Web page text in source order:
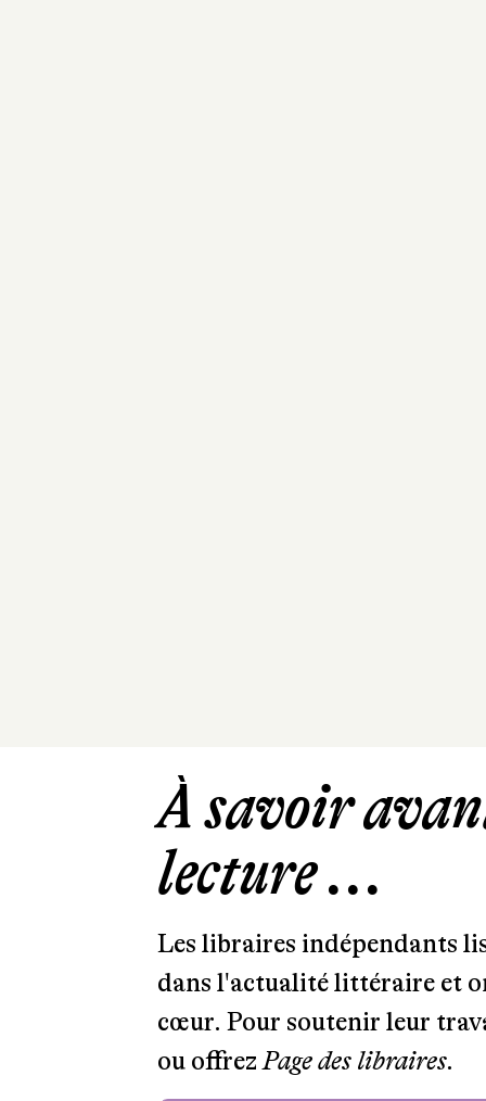
À savoir
lecture ...
Les libraires indépendants
dans l'actualité littéraire et
cœur. Pour soutenir leur
ou offrezPage des libraires.